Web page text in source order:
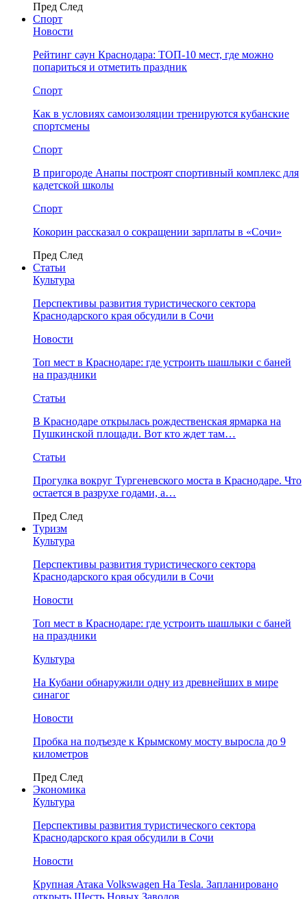
Пред След
Спорт
Новости
Рейтинг саун Краснодара: ТОП-10 мест, где можно
попариться и отметить праздник
Спорт
Как в условиях самоизоляции тренируются кубанские
спортсмены
Спорт
В пригороде Анапы построят спортивный комплекс для
кадетской школы
Спорт
Кокорин рассказал о сокращении зарплаты в «Сочи»
Пред След
Статьи
Культура
Перспективы развития туристического сектора
Краснодарского края обсудили в Сочи
Новости
Топ мест в Краснодаре: где устроить шашлыки с баней
на праздники
Статьи
В Краснодаре открылась рождественская ярмарка на
Пушкинской площади. Вот кто ждет там…
Статьи
Прогулка вокруг Тургеневского моста в Краснодаре. Что
остается в разрухе годами, а…
Пред След
Туризм
Культура
Перспективы развития туристического сектора
Краснодарского края обсудили в Сочи
Новости
Топ мест в Краснодаре: где устроить шашлыки с баней
на праздники
Культура
На Кубани обнаружили одну из древнейших в мире
синагог
Новости
Пробка на подъезде к Крымскому мосту выросла до 9
километров
Пред След
Экономика
Культура
Перспективы развития туристического сектора
Краснодарского края обсудили в Сочи
Новости
Крупная Атака Volkswagen На Tesla. Запланировано
открыть Шесть Новых Заводов